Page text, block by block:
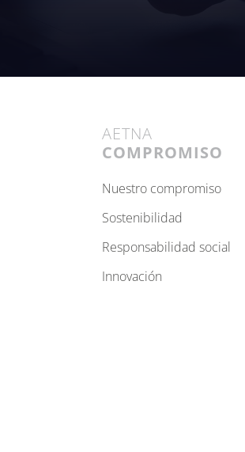
AETNA
COMPROMISO
nuestro compromiso
sostenibilidad
responsabilidad social
innovación